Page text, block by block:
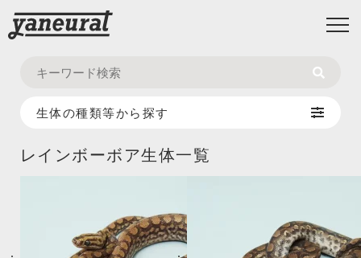
レインボーボア生体一覧
生体の種類等から探す